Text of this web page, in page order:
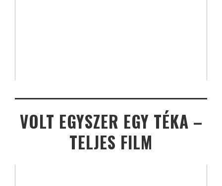
VOLT EGYSZER EGY TÉKA –
TELJES FILM